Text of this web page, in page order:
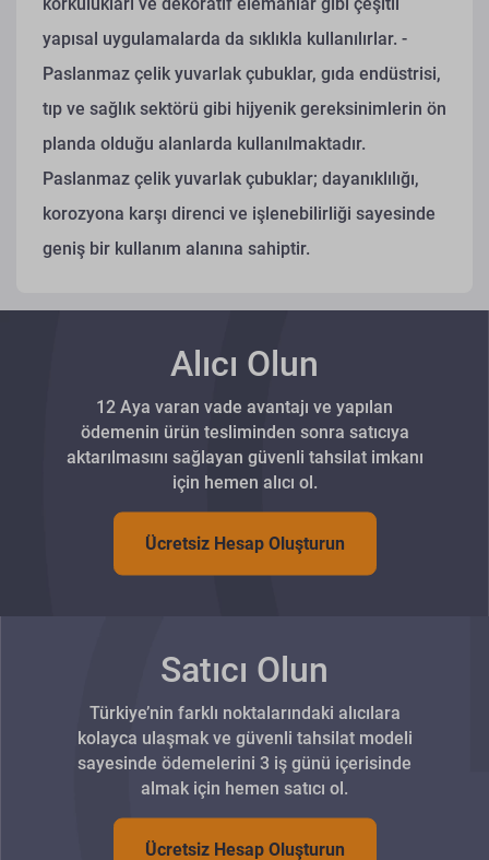
yapısal uygulamalarda da sıklıkla kullanılırlar. -
Paslanmaz çelik yuvarlak çubuklar, gıda endüstrisi,
tıp ve sağlık sektörü gibi hijyenik gereksinimlerin ön
planda olduğu alanlarda kullanılmaktadır.
Paslanmaz çelik yuvarlak çubuklar; dayanıklılığı,
korozyona karşı direnci ve işlenebilirliği sayesinde
geniş bir kullanım alanına sahiptir.
Alıcı Olun
12 Aya varan vade avantajı ve yapılan
ödemenin ürün tesliminden sonra satıcıya
aktarılmasını sağlayan güvenli tahsilat imkanı
için hemen alıcı ol.
Ücretsiz Hesap Oluşturun
Satıcı Olun
Türkiye’nin farklı noktalarındaki alıcılara
kolayca ulaşmak ve güvenli tahsilat modeli
sayesinde ödemelerini 3 iş günü içerisinde
almak için hemen satıcı ol.
Ücretsiz Hesap Oluşturun